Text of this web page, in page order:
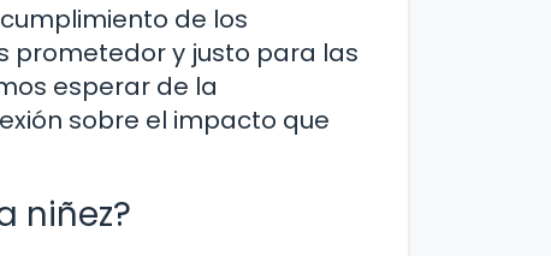
de los
prometedor y justo para las
esperar de la
sobre el impacto que
niñez?